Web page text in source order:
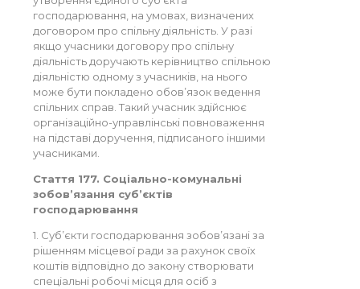
господарювання, на умовах, визначених
договором про спільну діяльність. У разі
якщо учасники договору про спільну
діяльність доручають керівництво спільною
діяльністю одному з учасників, на нього
може бути покладено обов’язок ведення
спільних справ. Такий учасник здійснює
організаційно-управлінські повноваження
на підставі доручення, підписаного іншими
учасниками.
Стаття 177. Соціально-комунальні
зобов’язання суб’єктів
господарювання
1. Суб’єкти господарювання зобов’язані за
рішенням місцевої ради за рахунок своїх
коштів відповідно до закону створювати
спеціальні робочі місця для осіб з